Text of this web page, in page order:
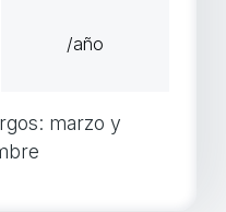
/año
marzo y